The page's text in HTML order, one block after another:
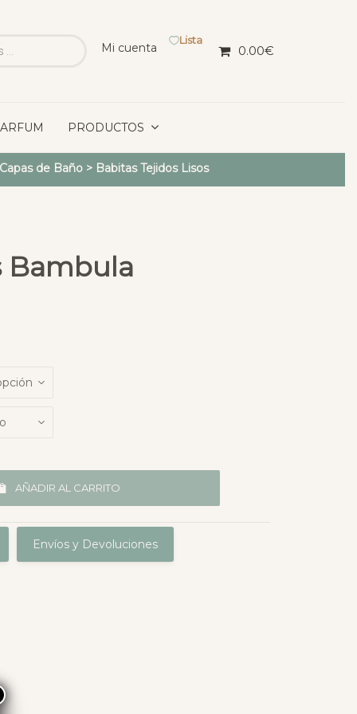
Mi cuenta
Lista
0.00€
PRODUCTOS
de Baño> Babitas Tejidos Lisos
Bambula
AÑADIR AL CARRITO
Envíos y Devoluciones